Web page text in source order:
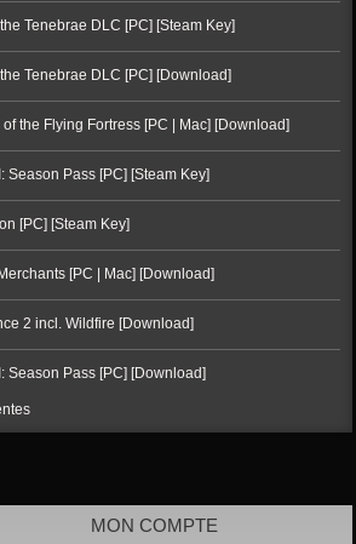
Tenebrae DLC [PC] [Steam Key]
Tenebrae DLC [PC] [Download]
of the Flying Fortress [PC | Mac] [Download]
Season Pass [PC] [Steam Key]
[PC] [Steam Key]
[PC | Mac] [Download]
2 incl. Wildfire [Download]
Season Pass [PC] [Download]
MON COMPTE